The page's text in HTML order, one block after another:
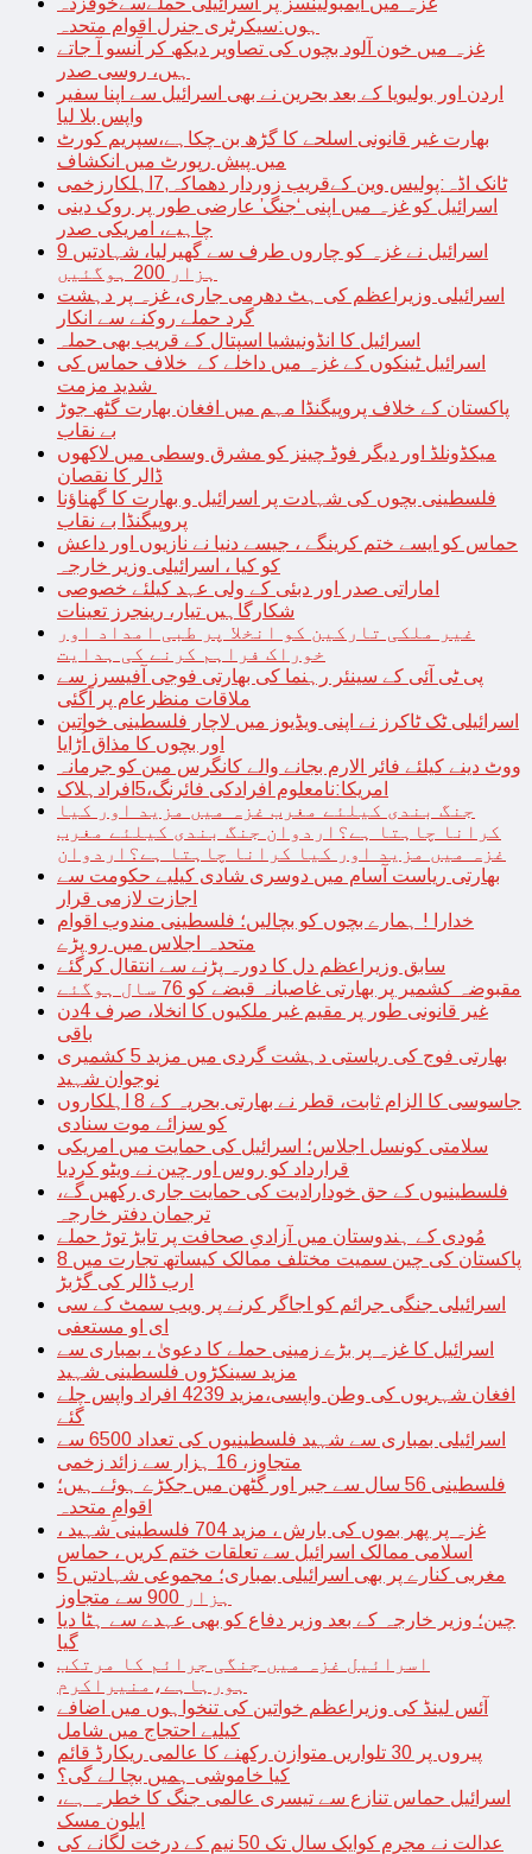
ہوں:سیکرٹری جنرل اقوام متحدہ
غزہ میں خون آلود بچوں کی تصاویر دیکھ کر آنسو آ جاتے
ہیں، روسی صدر
اردن اور بولیویا کے بعد بحرین نے بھی اسرائیل سے اپنا سفیر
واپس بلا لیا
بھارت غیر قانونی اسلحے کا گڑھ بن چکاہے،سپریم کورٹ
میں پیش رپورٹ میں انکشاف
ٹانک اڈہ:پولیس وین کےقریب زوردار دھماکہ,7اہلکارزخمی
اسرائیل کو غزہ میں اپنی ‘جنگ’ عارضی طور پر روک دینی
چاہیے، امریکی صدر
اسرائیل نے غزہ کو چاروں طرف سے گھیرلیا، شہادتیں 9
ہزار 200 ہوگئیں
اسرائیلی وزیراعظم کی ہٹ دھرمی جاری، غزہ پر دہشت
گرد حملے روکنے سے انکار
اسرائیل کا انڈونیشیا اسپتال کے قریب بھی حملہ
اسرائیل ٹینکوں کے غزہ میں داخلے کے خلاف حماس کی
پاکستان کے خلاف پروپیگنڈا مہم میں افغان بھارت گٹھ جوڑ
بے نقاب
میکڈونلڈ اور دیگر فوڈ چینز کو مشرق وسطی میں لاکھوں
ڈالر کا نقصان
فلسطینی بچوں کی شہادت پر اسرائیل و بھارت کا گھناؤنا
پروپیگنڈا بے نقاب
حماس کو ایسے ختم کرینگے ، جیسے دنیا نے نازیوں اور داعش
کو کیا ، اسرائیلی وزیر خارجہ
اماراتی صدر اور دبئی کے ولی عہد کیلئے خصوصی
شکارگاہیں تیار، رینجرز تعینات
غیر ملکی تارکین کو انخلا پر طبی امداد اور
خوراک فراہم کرنے کی ہدایت
پی ٹی آئی کے سینئر رہنما کی بھارتی فوجی آفیسرز سے
ملاقات منظرعام پر آگئی
اسرائیلی ٹک ٹاکرز نے اپنی ویڈیوز میں لاچار فلسطینی خواتین
اور بچوں کا مذاق اُڑایا
ووٹ دینے کیلئے فائر الارم بجانے والے کانگرس مین کو جرمانہ
امریکا:نامعلوم افرادکی فائرنگ،5افرادہلاک
جنگ بندی کیلئے مغرب غزہ میں مزید اور کیا
کرانا چاہتا ہے؟اردوان جنگ بندی کیلئے مغرب
غزہ میں مزید اور کیا کرانا چاہتا ہے؟اردوان
بھارتی ریاست آسام میں دوسری شادی کیلیے حکومت سے
اجازت لازمی قرار
خدارا ! ہمارے بچوں کو بچالیں؛ فلسطینی مندوب اقوام
متحدہ اجلاس میں رو پڑے
سابق وزیراعظم دل کا دورہ پڑنے سے انتقال کرگئے
مقبوضہ کشمیر پر بھارتی غاصبانہ قبضے کو 76 سال ہوگئے
غیر قانونی طور پر مقیم غیر ملکیوں کا انخلا، صرف 4دن
باقی
بھارتی فوج کی ریاستی دہشت گردی میں مزید 5 کشمیری
نوجوان شہید
جاسوسی کا الزام ثابت، قطر نے بھارتی بحریہ کے 8 اہلکاروں
کو سزائے موت سنادی
سلامتی کونسل اجلاس؛ اسرائیل کی حمایت میں امریکی
قرارداد کو روس اور چین نے ویٹو کردیا
فلسطینیوں کے حق خودارادیت کی حمایت جاری رکھیں گے،
ترجمان دفتر خارجہ
مُودی کے ہندوستان میں آزادیِ صحافت پر تابڑ توڑ حملے
پاکستان کی چین سمیت مختلف ممالک کیساتھ تجارت میں 8
ارب ڈالر کی گڑبڑ
اسرائیلی جنگی جرائم کو اجاگر کرنے پر ویب سمٹ کے سی
ای او مستعفی
اسرائیل کا غزہ پر بڑے زمینی حملے کا دعویٰ ، بمباری سے
مزید سینکڑوں فلسطینی شہید
افغان شہریوں کی وطن واپسی،مزید 4239 افراد واپس چلے
گئے
اسرائیلی بمباری سے شہید فلسطینیوں کی تعداد 6500 سے
متجاوز، 16 ہزار سے زائد زخمی
فلسطینی 56 سال سے جبر اور گٹھن میں جکڑے ہوئے ہیں؛
اقوامِ متحدہ
غزہ پر پھر بموں کی بارش ، مزید 704 فلسطینی شہید ،
اسلامی ممالک اسرائیل سے تعلقات ختم کریں ، حماس
مغربی کنارے پر بھی اسرائیلی بمباری؛ مجموعی شہادتیں 5
ہزار 900 سے متجاوز
چین؛ وزیر خارجہ کے بعد وزیر دفاع کو بھی عہدے سے ہٹا دیا
گیا
اسرائیل غزہ میں جنگی جرائم کا مرتکب
ہورہاہے،منیراکرم
آئس لینڈ کی وزیراعظم خواتین کی تنخواہوں میں اضافے
کیلیے احتجاج میں شامل
پیروں پر 30 تلواریں متوازن رکھنے کا عالمی ریکارڈ قائم
کیا خاموشی ہمیں بچا لے گی؟
اسرائیل حماس تنازع سے تیسری عالمی جنگ کا خطرہ ہے،
ایلون مسک
عدالت نے مجرم کوایک سال تک 50 نیم کے درخت لگانے کی